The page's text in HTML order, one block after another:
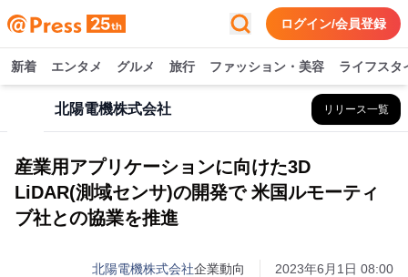
ログイン/会員登録
新着 エンタメ グルメ 旅行 ファッション・美容 ライフスタ
北陽電機株式会社 リリース一覧
産業用アプリケーションに向けた3D
LiDAR(測域センサ)の開発で 米国ルモーティ
ブ社との協業を推進
北陽電機株式会社企業動向 2023年6月1日 08:00